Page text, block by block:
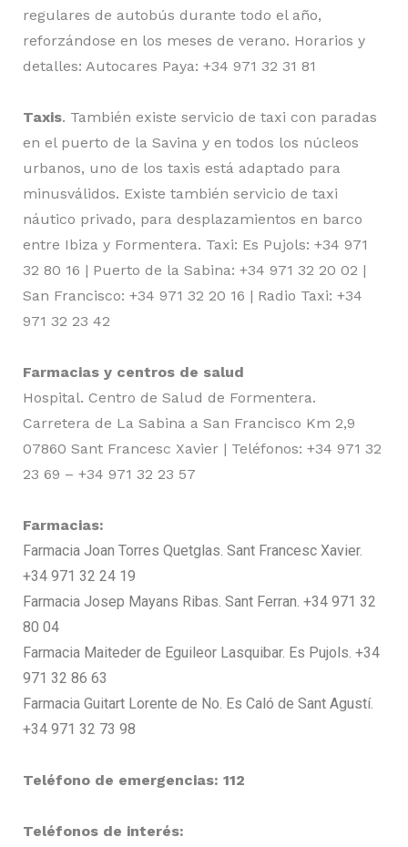
regulares de autobús durante todo el año,
reforzándose en los meses de verano. Horarios y
detalles: Autocares Paya: +34 971 32 31 81
Taxis. También existe servicio de taxi con paradas
en el puerto de la Savina y en todos los núcleos
urbanos, uno de los taxis está adaptado para
minusválidos. Existe también servicio de taxi
náutico privado, para desplazamientos en barco
entre Ibiza y Formentera. Taxi: Es Pujols: +34 971
32 80 16 | Puerto de la Sabina: +34 971 32 20 02 |
San Francisco: +34 971 32 20 16 | Radio Taxi: +34
971 32 23 42
Farmacias y centros de salud
Hospital. Centro de Salud de Formentera.
Carretera de La Sabina a San Francisco Km 2,9
07860 Sant Francesc Xavier | Teléfonos: +34 971 32
23 69 – +34 971 32 23 57
Farmacias:
Farmacia Joan Torres Quetglas. Sant Francesc Xavier.
+34 971 32 24 19
Farmacia Josep Mayans Ribas. Sant Ferran. +34 971 32
80 04
Farmacia Maiteder de Eguileor Lasquibar. Es Pujols. +34
971 32 86 63
Farmacia Guitart Lorente de No. Es Caló de Sant Agustí.
+34 971 32 73 98
Teléfono de emergencias: 112
Teléfonos de interés: